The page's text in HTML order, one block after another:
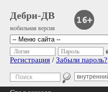
Дебри-ДВ
мобильная версия
Логин Пароль
Регистрация / Забыли пароль?